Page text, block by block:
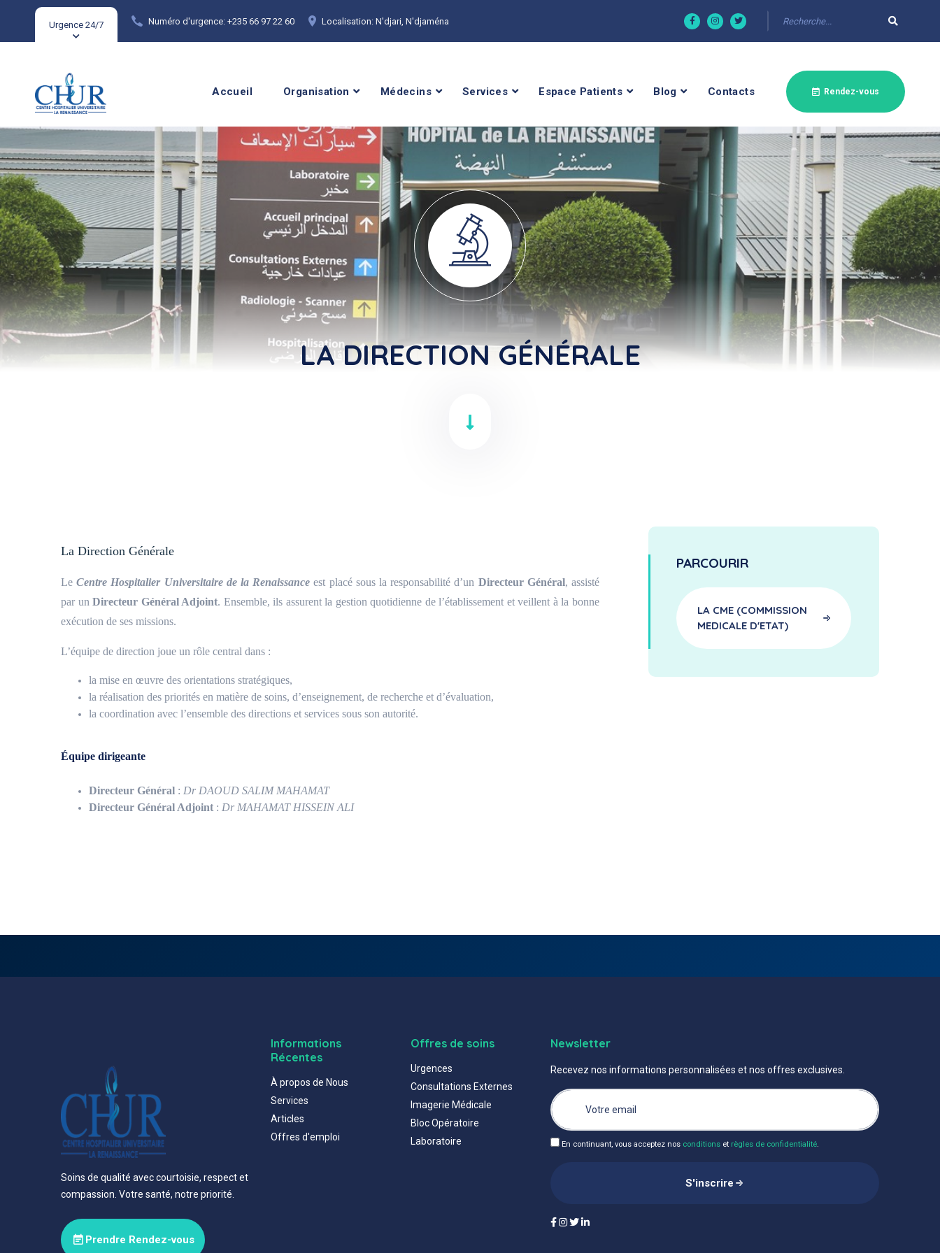
Urgence 24/7 Numéro d'urgence: +235 66 97 22 60 Localisation: N'djari, N'djaména
Accueil Organisation Médecins Services Espace Patients Blog Contacts Rendez-vous
LA DIRECTION GÉNÉRALE
La Direction Générale
LeCentre Hospitalier Universitaire de la Renaissance est placé sous la responsabilité d’un Directeur Général, assisté
par unDirecteur Général Adjoint. Ensemble, ils assurent la gestion quotidienne de l’établissement et veillent à la bonne
exécution de ses missions.
L’équipe de direction joue un rôle central dans :
la mise en œuvre des orientations stratégiques,
la réalisation des priorités en matière de soins, d’enseignement, de recherche et d’évaluation,
la coordination avec l’ensemble des directions et services sous son autorité.
Équipe dirigeante
Directeur Général : Dr DAOUD SALIM MAHAMAT
Directeur Général Adjoint : Dr MAHAMAT HISSEIN ALI
PARCOURIR
LA CME (COMMISSION
MEDICALE D'ETAT)
Soins de qualité avec courtoisie, respect et
compassion. Votre santé, notre priorité.
Prendre Rendez-vous
Informations
Récentes
À propos de Nous
Services
Articles
Offres d'emploi
Offres de soins
Urgences
Consultations Externes
Imagerie Médicale
Bloc Opératoire
Laboratoire
Newsletter
Recevez nos informations personnalisées et nos offres exclusives.
En continuant, vous acceptez nos conditions et règles de confidentialité.
S'inscrire